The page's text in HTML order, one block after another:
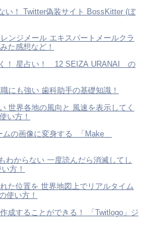
い！ Twitter偽装サイト BossKitter (ぼ
た感想など！
！ 星占い！ 12 SEIZA URANAI の
にも強い 歯科助手の基礎知識！
世界各地の風向と 風速を表示してく
い方！
ムの画像に変身する 「Make
わからない 一度読んだら消滅してし
方！
た位置を 世界地図上でリアルタイム
使い方！
成することができる！ 「Twitlogo」ジ